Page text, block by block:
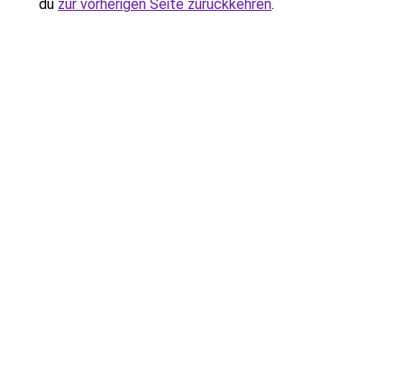
du zur vorherigen Seite zurückkehren.